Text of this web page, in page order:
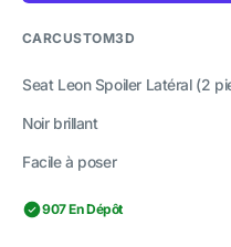
Spoiler
Latéral
pieces)
Spoiler
Latéral
pieces)
CARCUSTOM3D
Seat Leon Spoiler Latéral (2
Noir brillant
Facile à poser
907 En Dépôt